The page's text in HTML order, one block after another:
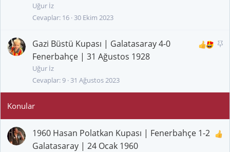
Uğur İz
Cevaplar 16 30 Ekim 2023
S
t
Gazi Büstü Kupası | Galatasaray 4-0
Fenerbahçe | 31 Ağustos 1928
Uğur İz
Cevaplar 9 31 Ağustos 2023
1960 Hasan Polatkan Kupası | Fenerbahçe 1-2
Galatasaray | 24 Ocak 1960